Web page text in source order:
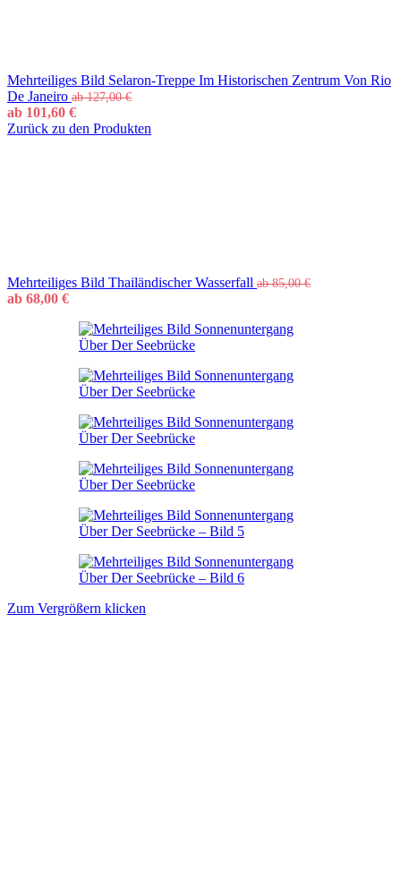
Mehrteiliges Bild Selaron-Treppe Im Historischen Zentrum Von Rio
De Janeiro ab127,00€
ab 101,60 €
Zurück zu den Produkten
Mehrteiliges Bild Thailändischer Wasserfall ab85,00€
ab 68,00 €
Zum Vergrößern klicken